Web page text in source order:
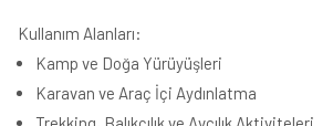
Kullanım Alanları:
Kamp ve Doğa Yürüyüşleri
Karavan ve Araç İçi Aydınlatma